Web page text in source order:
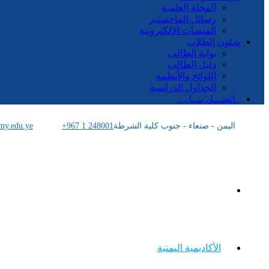
المجلة العلمية
رسائل الماجستير
المنصات الإلكترونية
شئون الطلاب
بوابة الطالب
دليل الطالب
اللوائح والأنظمة
الجداول الدراسية
إتصـــل بنــا …
اليمن - صنعاء - جنوب كلية الشرطة+967 1 248001
الأكاديمية اليمنية